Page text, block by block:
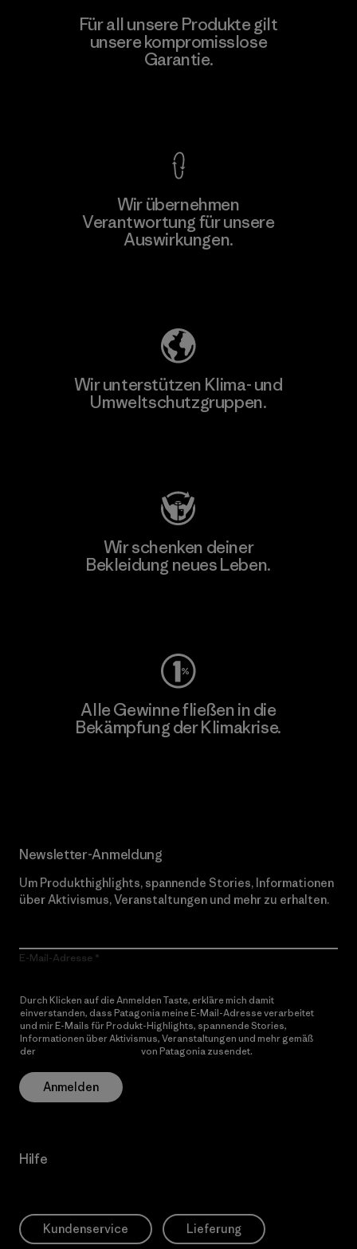
Mehr dazu
Vertical Knits S.A. de C.V.
Für all unsere Produkte gilt
unsere kompromisslose
Garantie.
Wir übernehmen
Verantwortung für unsere
Auswirkungen.
Wir unterstützen Klima- und
Umweltschutzgruppen.
Wir schenken deiner
Bekleidung neues Leben.
Alle Gewinne fließen in die
Bekämpfung der Klimakrise.
Newsletter-Anmeldung
Um Produkthighlights, spannende Stories, Informationen
über Aktivismus, Veranstaltungen und mehr zu erhalten.
E-Mail-Adresse
Durch Klicken auf die Anmelden Taste, erkläre mich damit
einverstanden, dass Patagonia meine E-Mail-Adresse verarbeitet
und mir E-Mails für Produkt-Highlights, spannende Stories,
Informationen über Aktivismus, Veranstaltungen und mehr gemäß
der
von Patagonia zusendet.
Anmelden
Hilfe
Kundenservice Lieferung